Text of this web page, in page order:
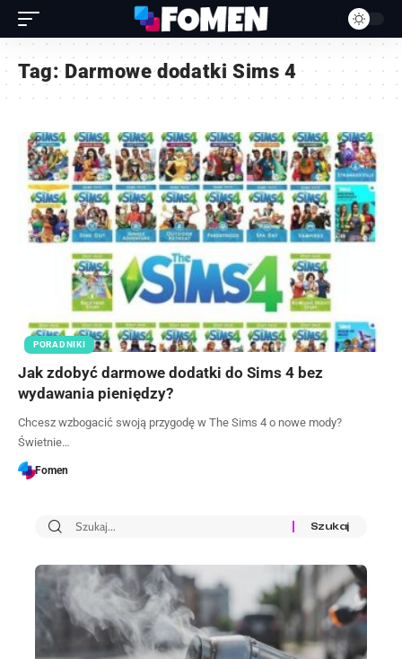
Tag: Darmowe dodatki Sims 4
PORADNIKI
Jak zdobyć darmowe dodatki do Sims 4 bez
wydawania pieniędzy?
Chcesz wzbogacić swoją przygodę w The Sims 4 o nowe mody?
Świetnie…
Fomen